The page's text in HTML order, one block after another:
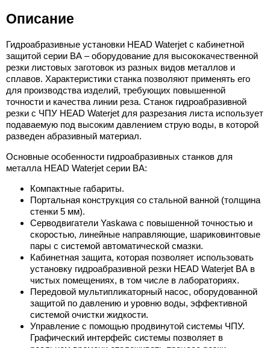
Описание
Гидроабразивные установки HEAD Waterjet с кабинетной
защитой серии BА – оборудование для высококачественной
резки листовых заготовок из разных видов металлов и
сплавов. Характеристики станка позволяют применять его
для производства изделий, требующих повышенной
точности и качества линии реза. Станок гидроабразивной
резки с ЧПУ HEAD Waterjet для разрезания листа использует
подаваемую под высоким давлением струю воды, в которой
разведен абразивный материал.
Основные особенности гидроабразивных станков для
металла HEAD Waterjet серии BА:
Компактные габариты.
Портальная конструкция со стальной ванной (толщина
стенки 5 мм).
Серводвигатели Yaskawa с повышенной точностью и
скоростью, линейные направляющие, шариковинтовые
пары с системой автоматической смазки.
Кабинетная защита, которая позволяет использовать
установку гидроабразивной резки HEAD Waterjet BА в
чистых помещениях, в том числе в лабораториях.
Передовой мультипликаторный насос, оборудованной
защитой по давлению и уровню воды, эффективной
системой очистки жидкости.
Управление с помощью продвинутой системы ЧПУ.
Графический интерфейс системы позволяет в